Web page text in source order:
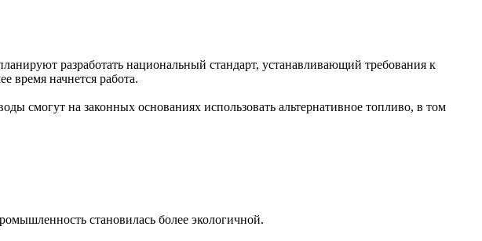
разработать национальный стандарт, устанавливающий требования к
время начнется работа.
смогут на законных основаниях использовать альтернативное топливо, в том
становилась более экологичной.